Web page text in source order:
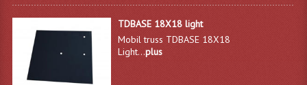
Lumière
Boules À Facettes
TDBASE 18X18 light
Mobil truss TDBASE 18X18
Light...plus